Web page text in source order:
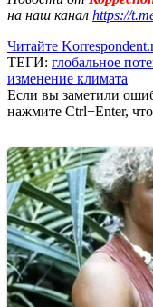
на наш канал https://
Читайте
ТЕГИ: глобальное
изменение климата
Если вы заметили
нажмите Ctrl+Enter,